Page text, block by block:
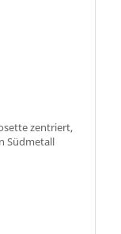
zentriert,
Südmetall